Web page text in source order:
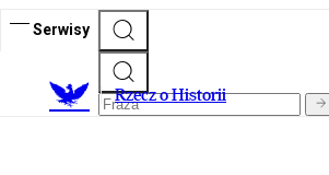
Serwisy
Rzecz o Historii